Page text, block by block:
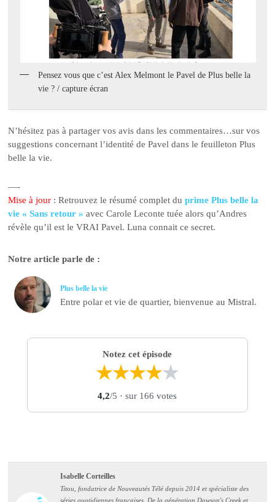
Pensez vous que c’est Alex Melmont le Pavel de Plus belle la
vie ? / capture écran
N’hésitez pas à partager vos avis dans les commentaires…sur vos
suggestions concernant l’identité de Pavel dans le feuilleton Plus
belle la vie.
—-
Mise à jour : Retrouvez le résumé complet duprime Plus belle la
vie « Sans retour » avec Carole Leconte tuée alors qu’Andres
révèle qu’il est le VRAI Pavel. Luna connait ce secret.
Notre article parle de :
Plus belle la vie
Entre polar et vie de quartier, bienvenue au Mistral.
Notez cet épisode
★★★★★
4,2/5 · sur 166 votes
Isabelle Corteilles
Titou, fondatrice de Nouveautés Télé depuis 2014 et spécialiste des
séries quotidiennes françaises. De la génération Dawson's Creek et